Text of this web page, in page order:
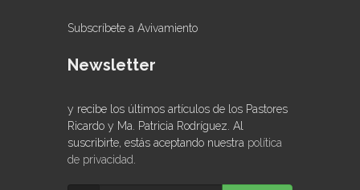
Subscríbete a Avivamiento
Newsletter
y recibe los últimos artículos de los Pastores
Ricardo y Ma. Patricia Rodríguez. Al
suscribirte, estás aceptando nuestra política
de privacidad